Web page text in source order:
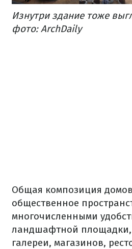
Изнутри здание тоже
фото: ArchDaily
Общая композиция
общественное
многочисленными
ландшафтной площадки,
галереи, магазинов,